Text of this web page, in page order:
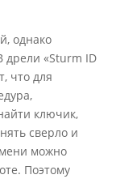
однако
дрели «Sturm ID
что для
ключик,
сверло и
можно
Поэтому